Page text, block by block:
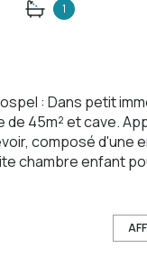
1
: Dans petit
45m² et cave.
composé d'une
chambre enfant
1er étage au prix